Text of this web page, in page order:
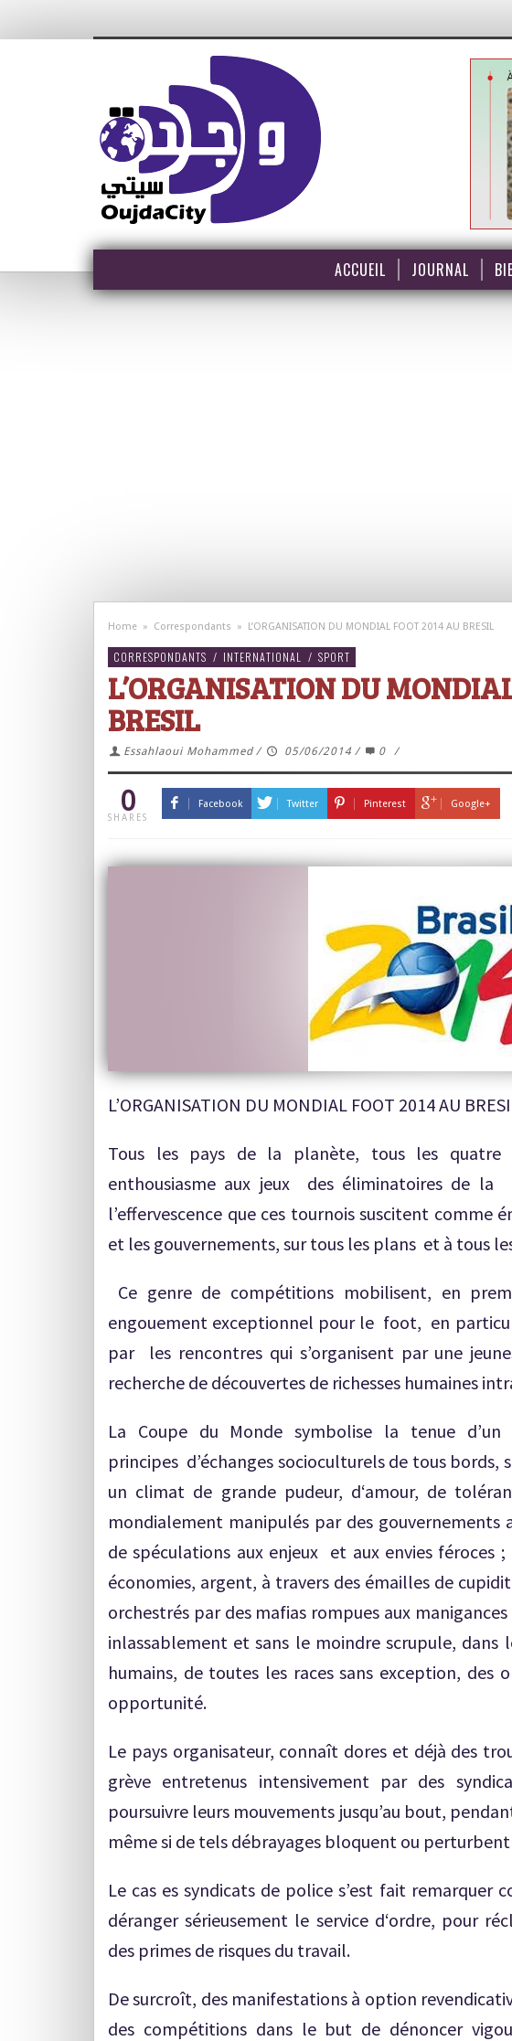
ACCUEIL JOURNAL
Home » Correspondants » L’ORGANISATION DU MONDIAL FOOT 2014 AU BRESIL
CORRESPONDANTS / INTERNATIONAL / SPORT
L’ORGANISATION DU
BRESIL
Essahlaoui Mohammed / 05/06/2014 / 0 /
0
SHARES
Facebook Twitter Pinterest Google+
L’ORGANISATION DU MONDIAL FOOT 2014 AU
Tous les pays de la planète, tous les quatre
enthousiasme aux jeux des éliminatoires de la
l’effervescence que ces tournois suscitent comme
et les gouvernements, sur tous les plans et à tous
Ce genre de compétitions mobilisent, en
engouement exceptionnel pour le foot, en
par les rencontres qui s’organisent par une
recherche de découvertes de richesses humaines
La Coupe du Monde symbolise la tenue
principes d’échanges socioculturels de tous
un climat de grande pudeur, d‘amour, de
mondialement manipulés par des gouvernements
de spéculations aux enjeux et aux envies féroces
économies, argent, à travers des émailles de
orchestrés par des mafias rompues aux
inlassablement et sans le moindre scrupule,
humains, de toutes les races sans exception, des
opportunité.
Le pays organisateur, connaît dores et déjà des
grève entretenus intensivement par des
poursuivre leurs mouvements jusqu’au bout,
même si de tels débrayages bloquent ou
Le cas es syndicats de police s’est fait remarquer
déranger sérieusement le service d‘ordre, pour
des primes de risques du travail.
De surcroît, des manifestations à option
des compétitions dans le but de dénoncer